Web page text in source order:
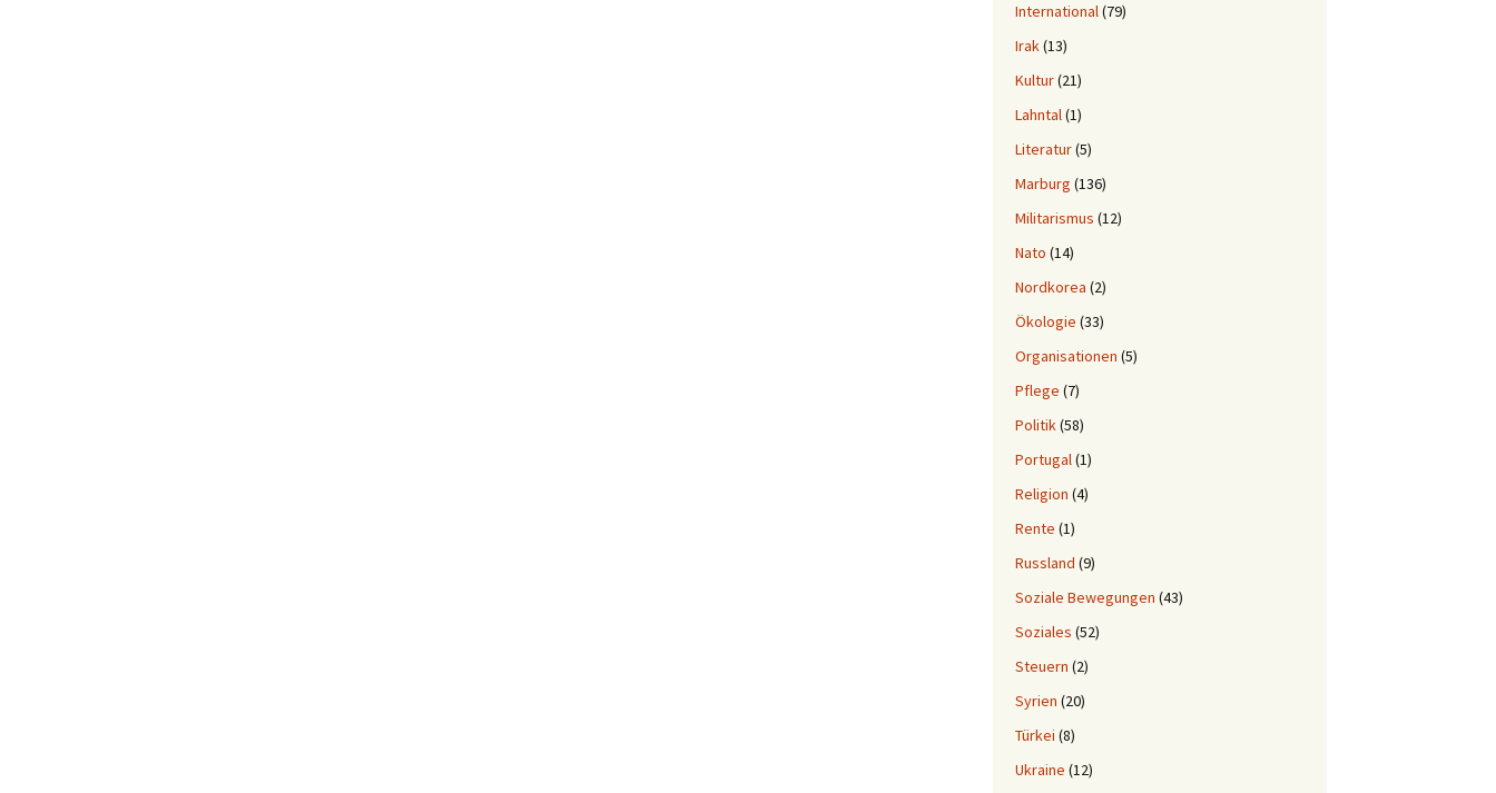
International(79)
Irak(13)
Kultur(21)
Lahntal(1)
Literatur(5)
Marburg (136)
Militarismus (12)
Nato (14)
Nordkorea (2)
Ökologie (33)
Organisationen (5)
Pflege (7)
Politik(58)
Portugal(1)
Religion (4)
Rente (1)
Russland (9)
Soziale Bewegungen (43)
Soziales (52)
Steuern (2)
Syrien (20)
Türkei (8)
Ukraine (12)